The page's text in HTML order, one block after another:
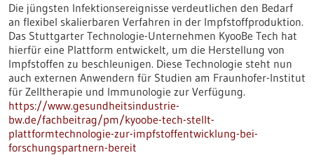
Die jüngsten Infektionsereignisse verdeutlichen den Bedarf
an flexibel skalierbaren Verfahren in der Impfstoffproduktion.
Das Stuttgarter Technologie-Unternehmen KyooBe Tech hat
hierfür eine Plattform entwickelt, um die Herstellung von
Impfstoffen zu beschleunigen. Diese Technologie steht nun
auch externen Anwendern für Studien am Fraunhofer-Institut
für Zelltherapie und Immunologie zur Verfügung.
https://www.gesundheitsindustrie-
bw.de/fachbeitrag/pm/kyoobe-tech-stellt-
plattformtechnologie-zur-impfstoffentwicklung-bei-
forschungspartnern-bereit